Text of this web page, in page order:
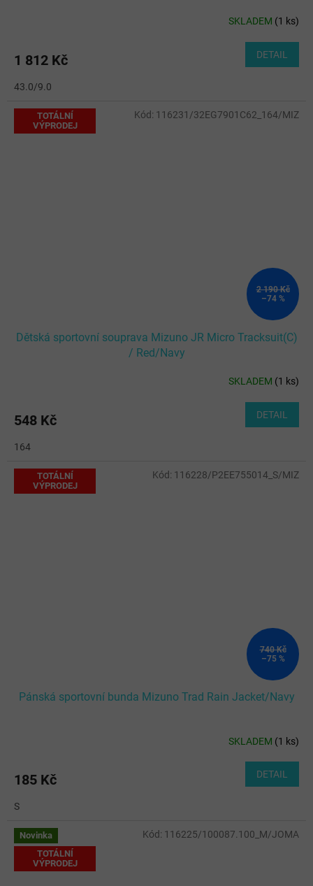
SKLADEM (1 ks)
1 812 Kč DETAIL
43.0/9.0
TOTÁLNÍ
VÝPRODEJ
2 190 Kč
–74 %
Dětská sportovní souprava Mizuno JR Micro Tracksuit(C)
/ Red/Navy
SKLADEM (1 ks)
548 Kč DETAIL
164
Kód: 116231/32EG7901C62_164/MIZ
TOTÁLNÍ
VÝPRODEJ
740 Kč
–75 %
Pánská sportovní bunda Mizuno Trad Rain Jacket/Navy
SKLADEM (1 ks)
185 Kč DETAIL
S
Kód: 116228/P2EE755014_S/MIZ
Novinka
TOTÁLNÍ
VÝPRODEJ
Kód: 116225/100087.100_M/JOMA